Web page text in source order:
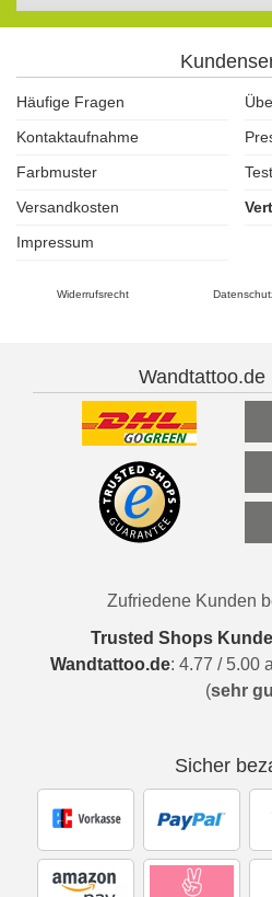
Häufige Fragen
Kontaktaufnahme
Farbmuster
Versandkosten
Impressum
Widerrufsrecht
Wandtattoo.de
Zufriedene Kunden
Trusted Shops
Wandtattoo.de: 4.77 / 5.00
(sehr
Sicher